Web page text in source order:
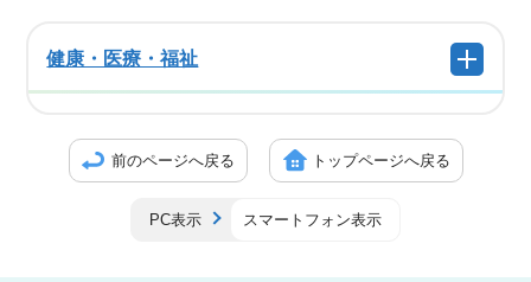
健康・医療・福祉
前のページへ戻る トップページへ戻る
PC表示 スマートフォン表示